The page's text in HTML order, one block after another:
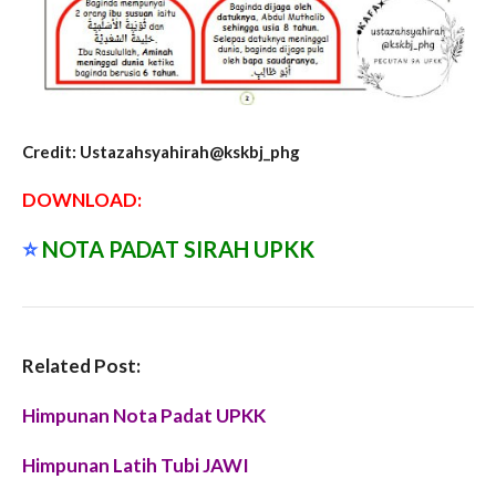
Credit: Ustazahsyahirah@kskbj_phg
DOWNLOAD:
⭐️NOTA PADAT SIRAH UPKK
Related Post:
Himpunan Nota Padat UPKK
Himpunan Latih Tubi JAWI